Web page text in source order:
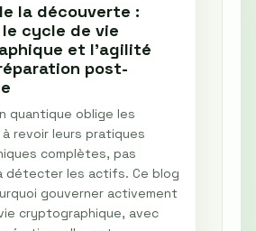
la découverte :
cycle de vie
et l'agilité
post-
quantique oblige les
revoir leurs pratiques
complètes, pas
détecter les actifs. Ce blog
gouverner activement
cryptographique, avec